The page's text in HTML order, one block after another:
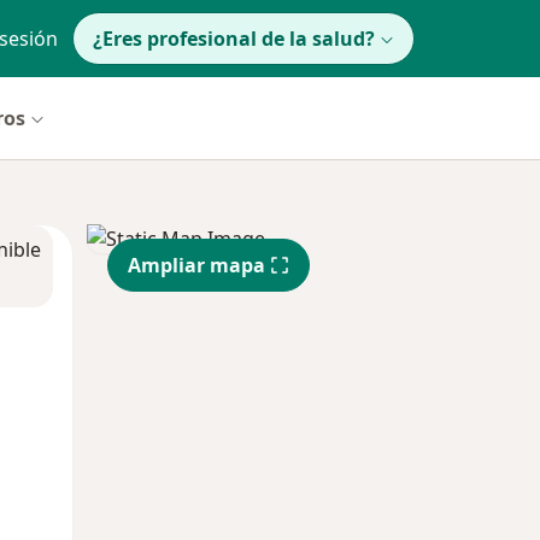
¿Eres profesional de la salud?
Ampliar mapa